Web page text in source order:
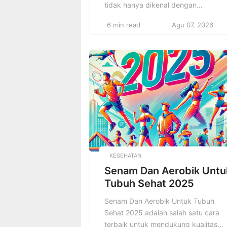
tidak hanya dikenal dengan
pemandangan kota yang sibuk, tetapi
menggoda. Pada tahun 2025,
Surabaya semakin memantapkan diri
sebagai destinasi kuliner yang tidak
boleh dilewatkan. Dengan
keanekaragaman budaya dan tradisi,
Surabaya menawarkan berbagai
macam hidangan yang memadukan
[…]
6 min read Agu 07, 2026
KESEHATAN
Senam Dan Aerobik
Tubuh Sehat 2025
Senam Dan Aerobik Untuk Tubuh
Sehat 2025 adalah salah satu cara
terbaik untuk mendukung kualitas